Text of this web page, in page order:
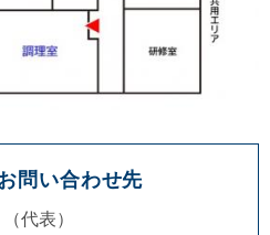
問い合わせ先
代表